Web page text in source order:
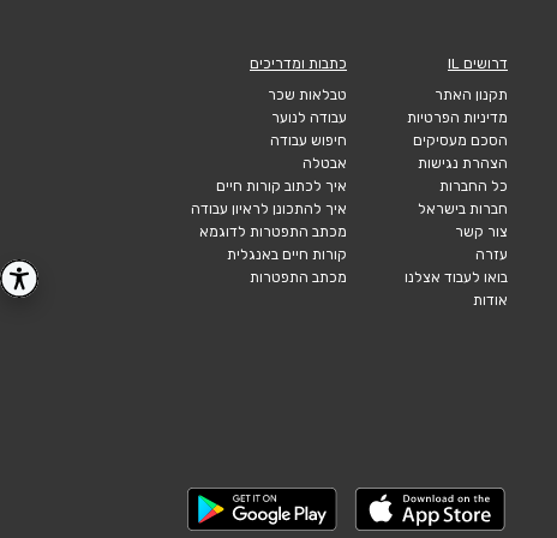
דרושים IL
תקנון האתר
מדיניות הפרטיות
הסכם מעסיקים
הצהרת נגישות
כל החברות
חברות בישראל
צור קשר
עזרה
בואו לעבוד אצלנו
אודות
כתבות ומדריכים
טבלאות שכר
עבודה לנוער
חיפוש עבודה
אבטלה
איך לכתוב קורות חיים
איך להתכונן לראיון עבודה
מכתב התפטרות לדוגמא
קורות חיים באנגלית
מכתב התפטרות